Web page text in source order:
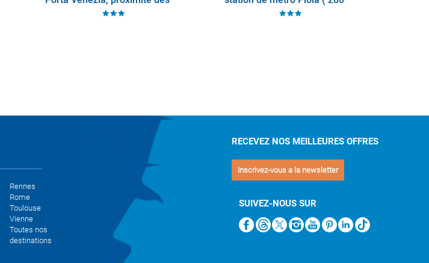
bars et restaurants. Le spa est
mètres ). L’hôtel contient un
Rennes
Rome
Toulouse
Vienne
Toutes nos
destinations
RECEVEZ NOS MEILLEURES OFFRES
Inscrivez-vous a la newsletter
SUIVEZ-NOUS SUR